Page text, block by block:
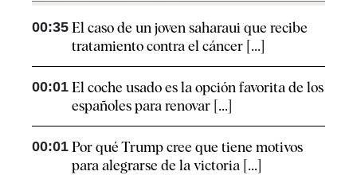
00:35 El caso de un joven saharaui que recibe
tratamiento contra el cáncer [...]
00:01 El coche usado es la opción favorita de los
españoles para renovar [...]
00:01 Por qué Trump cree que tiene motivos
para alegrarse de la victoria [...]